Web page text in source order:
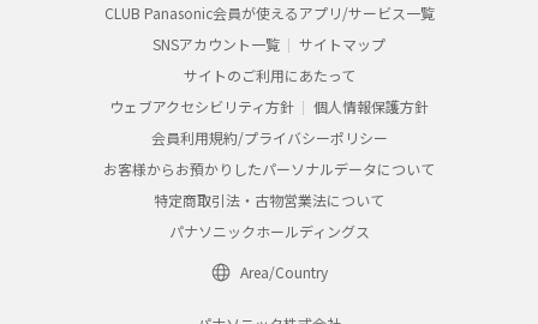
CLUB Panasonic会員が使えるアプリ/サービス一覧
SNSアカウント一覧
サイトマップ
サイトのご利用にあたって
ウェブアクセシビリティ方針
個人情報保護方針
会員利用規約/プライバシーポリシー
お客様からお預かりしたパーソナルデータについて
特定商取引法・古物営業法について
パナソニックホールディングス
Area/Country